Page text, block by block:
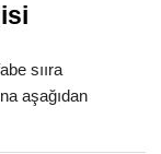
sııra
aşağıdan